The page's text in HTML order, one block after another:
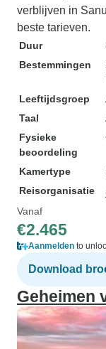
verblijven in
beste tarieven.
Duur
Bestemmingen
Leeftijdsgroep
Taal
Fysieke
beoordeling
Kamertype
Reisorganisatie
Vanaf
€2.465
Aanmelden to
Download
Geheimen